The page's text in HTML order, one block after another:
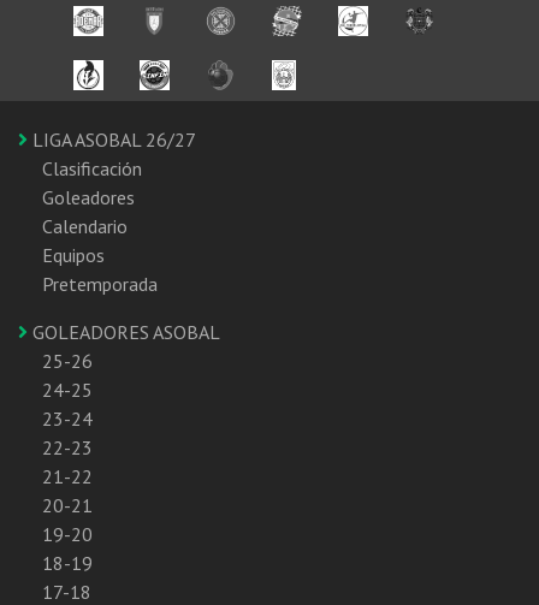
LIGA ASOBAL 26/27
Clasificación
Goleadores
Calendario
Equipos
Pretemporada
GOLEADORES ASOBAL
25-26
24-25
23-24
22-23
21-22
20-21
19-20
18-19
17-18